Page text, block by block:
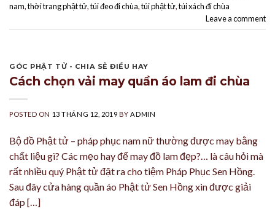
nam,thời trang phật tử,túi đeo đi chùa,túi phật tử,túi xách đi chùa
Leave a comment
GÓC PHẬT TỬ - CHIA SẺ ĐIỀU HAY
Cách chọn vải may quần áo lam đi chùa
POSTED ON 13 THÁNG 12, 2019 BYADMIN
Bộ đồ Phật tử – pháp phục nam nữ thường được may bằng
chất liệu gì? Các mẹo hay để may đồ lam đẹp?… là câu hỏi mà
rất nhiều quý Phật tử đặt ra cho tiệm Pháp Phục Sen Hồng.
Sau đây cửa hàng quần áo Phật tử Sen Hồng xin được giải
đáp […]